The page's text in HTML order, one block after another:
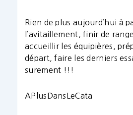
Rien de plus aujourd’hui à
l’avitaillement, finir de
accueillir les équipières,
départ, faire les derniers
surement !!!
APlusDansLeCata